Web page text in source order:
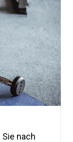
Sie nach